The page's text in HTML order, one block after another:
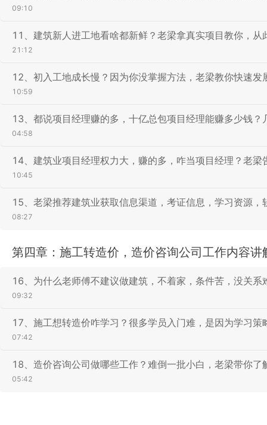
09:10
11、建筑新人进工地看啥都新鲜？老梁拿真实项目教你，从
21:12
12、初入工地成长慢？因为你没掌握方法，老梁教你快速发
10:59
13、都说项目经理赚的多，十亿总包项目经理能赚多少钱？
04:58
14、建筑业项目经理权力大，赚的多，咋当项目经理？老梁
10:45
15、老梁推荐建筑业获取信息渠道，考证信息，学习资源，
08:27
第四章：施工转造价，造价咨询公司工作内容讲
16、为什么老师傅不建议做建筑，不着家，条件苦，没关系
09:32
17、施工想转造价咋学习？很多学员入门难，是因为学习策
07:42
18、造价咨询公司做哪些工作？难倒一批小白，老梁带你了
05:42